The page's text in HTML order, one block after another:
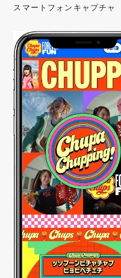
スマートフォンキャプチャ